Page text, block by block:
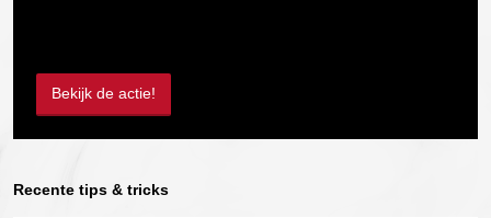
Bekijk de actie!
Recente tips & tricks